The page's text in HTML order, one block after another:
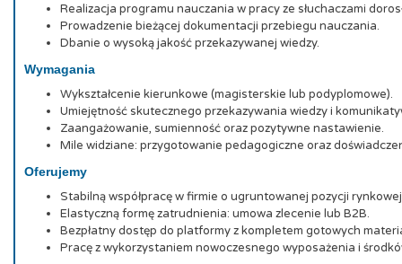
Realizacja programu nauczania w pracy ze słuchaczami
Prowadzenie bieżącej dokumentacji przebiegu nauczania.
Dbanie o wysoką jakość przekazywanej wiedzy.
Wymagania
Wykształcenie kierunkowe (magisterskie lub podyplomowe).
Umiejętność skutecznego przekazywania wiedzy i
Zaangażowanie, sumienność oraz pozytywne nastawienie.
Mile widziane: przygotowanie pedagogiczne oraz
Oferujemy
Stabilną współpracę w firmie o ugruntowanej pozycji
Elastyczną formę zatrudnienia: umowa zlecenie lub B2B.
Bezpłatny dostęp do platformy z kompletem gotowych
Pracę z wykorzystaniem nowoczesnego wyposażenia i